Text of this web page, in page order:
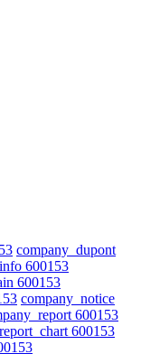
company_dupont
600153
600153
company_notice
600153
600153